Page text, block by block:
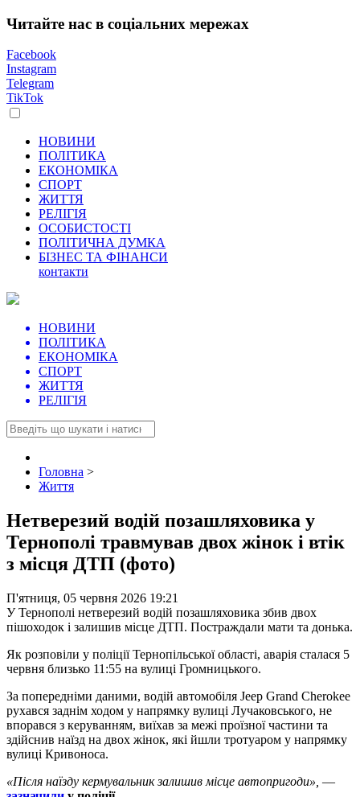
Читайте нас в соціальних мережах
Facebook
Instagram
Telegram
TikTok
НОВИНИ
ПОЛІТИКА
ЕКОНОМІКА
СПОРТ
ЖИТТЯ
РЕЛІГІЯ
ОСОБИСТОСТІ
ПОЛІТИЧНА ДУМКА
БІЗНЕС ТА ФІНАНСИ
контакти
НОВИНИ
ПОЛІТИКА
ЕКОНОМІКА
СПОРТ
ЖИТТЯ
РЕЛІГІЯ
Головна >
Життя
Нетверезий водій позашляховика у
Тернополі травмував двох жінок і втік
з місця ДТП (фото)
П'ятниця, 05 червня 2026 19:21
У Тернополі нетверезий водій позашляховика збив двох
пішоходок і залишив місце ДТП. Постраждали мати та донька.
Як розповіли у поліції Тернопільської області, аварія сталася 5
червня близько 11:55 на вулиці Громницького.
За попередніми даними, водій автомобіля Jeep Grand Cherokee
рухався заднім ходом у напрямку вулиці Лучаковського, не
впорався з керуванням, виїхав за межі проїзної частини та
здійснив наїзд на двох жінок, які йшли тротуаром у напрямку
вулиці Кривоноса.
«Після наїзду кермувальник залишив місце автопригоди», —